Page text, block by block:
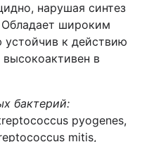
нарушая синтез
Обладает широким
устойчив к действию
в
бактерий:
pyogenes,
mitis,